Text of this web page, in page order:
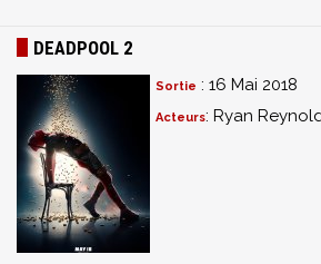
DEADPOOL 2
Sortie : 16 Mai 2018
Acteurs: Ryan